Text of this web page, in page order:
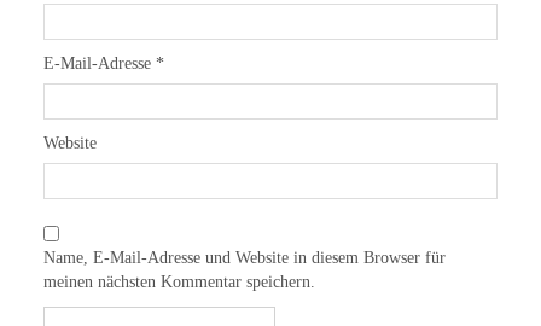
E-Mail-Adresse *
Website
Name, E-Mail-Adresse und Website in diesem Browser für
meinen nächsten Kommentar speichern.